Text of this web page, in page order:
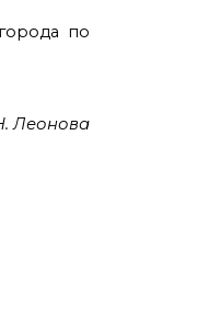
по
Леонова